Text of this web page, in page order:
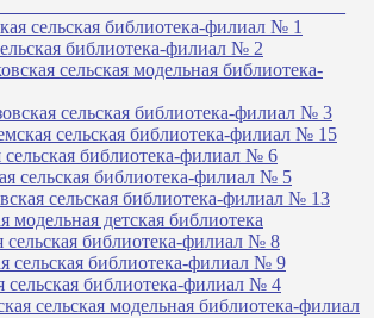
сельская библиотека-филиал № 1
библиотека-филиал № 2
сельская модельная библиотека-
сельская библиотека-филиал № 3
сельская библиотека-филиал № 15
сельская библиотека-филиал № 6
сельская библиотека-филиал № 5
сельская библиотека-филиал № 13
модельная детская библиотека
сельская библиотека-филиал № 8
сельская библиотека-филиал № 9
сельская библиотека-филиал № 4
сельская модельная библиотека-филиал